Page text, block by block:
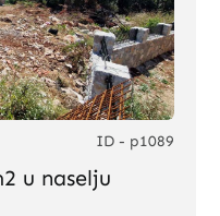
ID - p1089
u naselju